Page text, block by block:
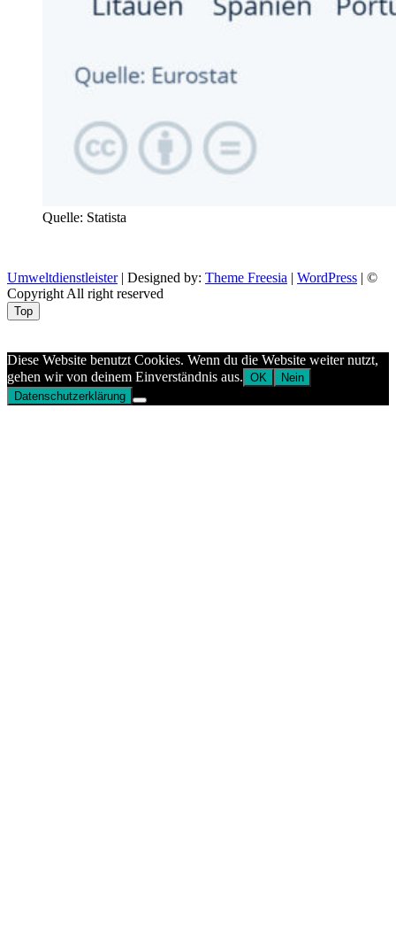
Quelle: Statista
Umweltdienstleister| Designed by: Theme Freesia | WordPress | ©
Copyright All right reserved
Top
Diese Website benutzt Cookies. Wenn du die Website weiter nutzt,
gehen wir von deinem Einverständnis aus. OK
Nein
Datenschutzerklärung